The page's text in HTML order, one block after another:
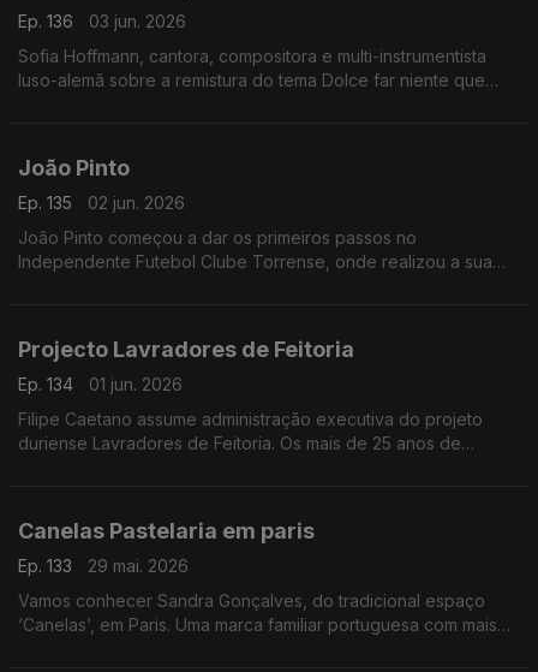
Ep. 136
03 jun. 2026
Sofia Hoffmann, cantora, compositora e multi-instrumentista
luso-alemã sobre a remistura do tema Dolce far niente que
João Pinto
Ep. 135
02 jun. 2026
João Pinto começou a dar os primeiros passos no
Independente Futebol Clube Torrense, onde realizou a sua
Projecto Lavradores de Feitoria
Ep. 134
01 jun. 2026
Filipe Caetano assume administração executiva do projeto
duriense Lavradores de Feitoria. Os mais de 25 anos de
espalhadas pelas três sub-regiões do Douro.
Canelas Pastelaria em paris
Ep. 133
29 mai. 2026
Vamos conhecer Sandra Gonçalves, do tradicional espaço
‘Canelas’, em Paris. Uma marca familiar portuguesa com mais